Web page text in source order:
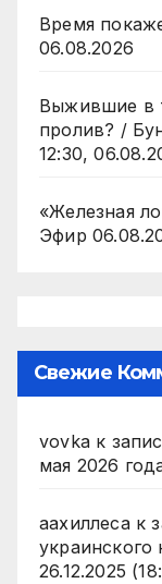
Время
06.08.2026
Выжившие в
пролив? /
12:30,
«Железная
Эфир
Свежие
vovka к
мая 2026
аахиллесак
26.12.2025